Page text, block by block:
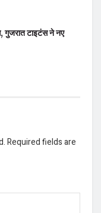
गुजरात टाइटंस ने नए
Required fields are